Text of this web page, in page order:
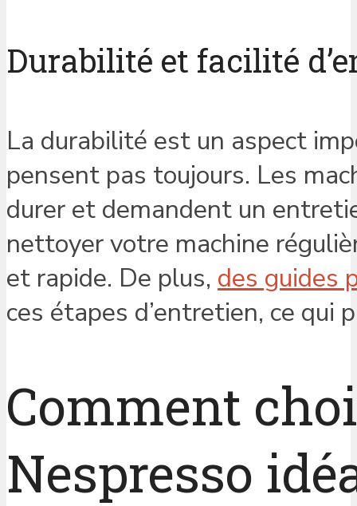
Durabilité et facilité
La durabilité est un aspect
pensent pas toujours. Les
durer et demandent un
nettoyer votre machine
et rapide. De plus, des guides
ces étapes d’entretien, ce qui
Comment
Nespresso